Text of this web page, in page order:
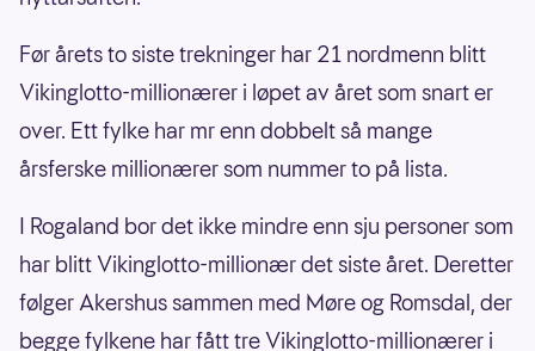
Før årets to siste trekninger har 21 nordmenn blitt
Vikinglotto-millionærer i løpet av året som snart er
over. Ett fylke har mr enn dobbelt så mange
årsferske millionærer som nummer to på lista.
I Rogaland bor det ikke mindre enn sju personer som
har blitt Vikinglotto-millionær det siste året. Deretter
følger Akershus sammen med Møre og Romsdal, der
begge fylkene har fått tre Vikinglotto-millionærer i